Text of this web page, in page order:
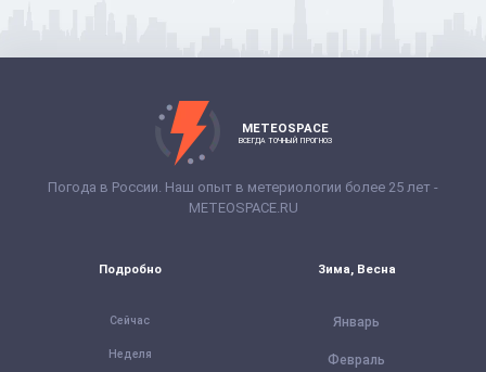
METEOSPACE
ВСЕГДА ТОЧНЫЙ ПРОГНОЗ
Погода в России. Наш опыт в метериологии более 25 лет -
METEOSPACE.RU
Подробно
Сейчас
Неделя
Зима, Весна
Январь
Февраль